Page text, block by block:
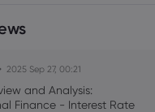
2025 Sep 27, 00:21
and Analysis:
Finance - Interest Rate